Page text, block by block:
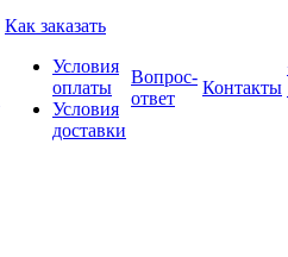
Как заказать
Условия
оплаты
Условия
доставки
Вопрос-
ответ
Контакты